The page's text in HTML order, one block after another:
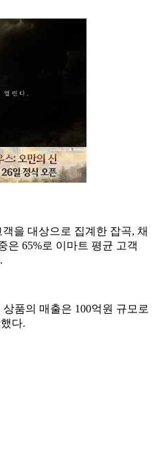
을 대상으로 집계한 잡곡, 채
은 65%로 이마트 평균 고객
품의 매출은 100억원 규모로
다.